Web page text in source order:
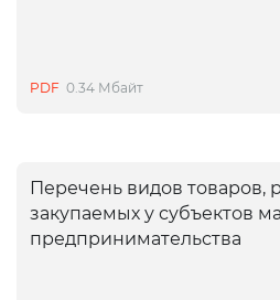
PDF 0.34 Мбайт
Перечень видов товаров,
закупаемых у субъектов
предпринимательства